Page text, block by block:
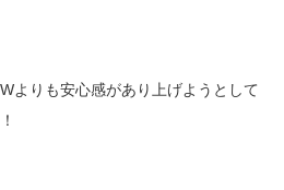
よりも安心感があり上げようとして